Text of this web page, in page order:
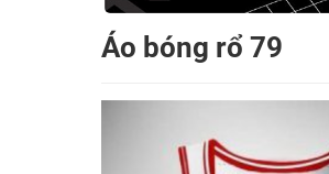
Áo bóng rổ 79